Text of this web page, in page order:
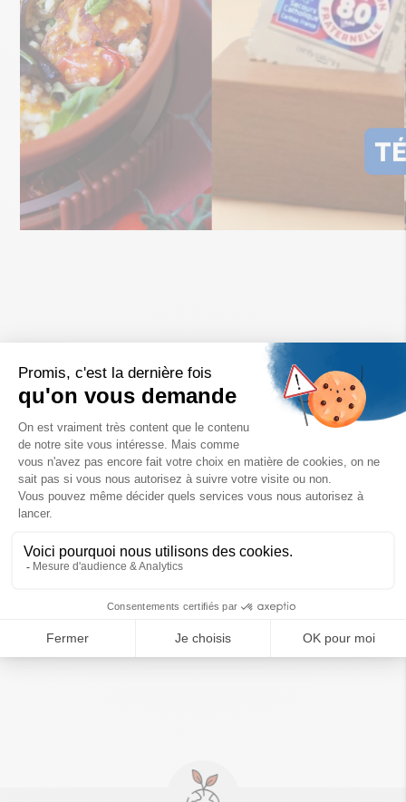
Nous pouvons livrerdanstoute l’Europe en une seule
collaborateurs.